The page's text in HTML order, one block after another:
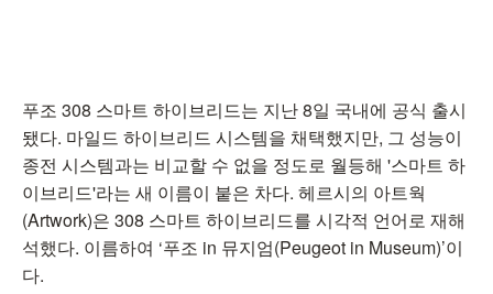
푸조 308 스마트 하이브리드는 지난 8일 국내에 공식 출시
됐다. 마일드 하이브리드 시스템을 채택했지만, 그 성능이
종전 시스템과는 비교할 수 없을 정도로 월등해 '스마트 하
이브리드'라는 새 이름이 붙은 차다. 헤르시의 아트웍
(Artwork)은 308 스마트 하이브리드를 시각적 언어로 재해
석했다. 이름하여 ‘푸조 in 뮤지엄(Peugeot in Museum)’이
다.